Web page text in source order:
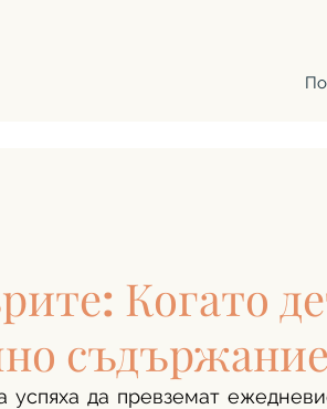
Когато
съдържание
да превземат